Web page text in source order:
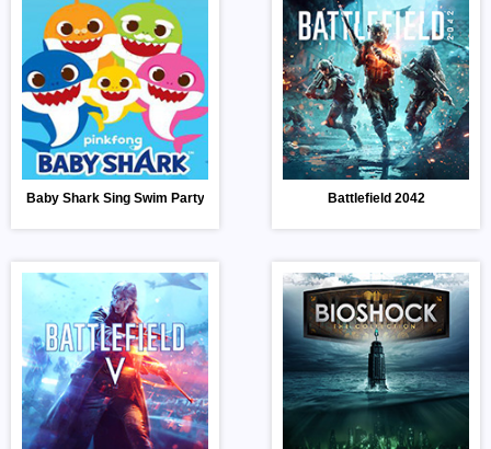
Baby Shark Sing Swim Party Battlefield 2042